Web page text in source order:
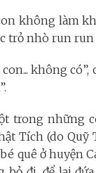
không làm
trỏ nhò run
con... không
trong những
Tích (do Quỹ
quê ở huyện